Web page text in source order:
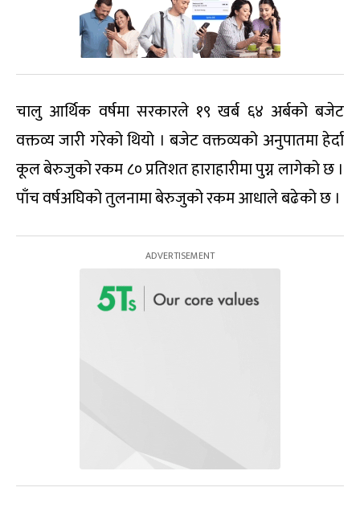
चालु आर्थिक वर्षमा सरकारले १९ खर्ब ६४ अर्बको बजेट
वक्तव्य जारी गरेको थियो । बजेट वक्तव्यको अनुपातमा हेर्दा
कूल बेरुजुको रकम ८० प्रतिशत हाराहारीमा पुग्न लागेको छ ।
पाँच वर्षअघिको तुलनामा बेरुजुको रकम आधाले बढेको छ ।